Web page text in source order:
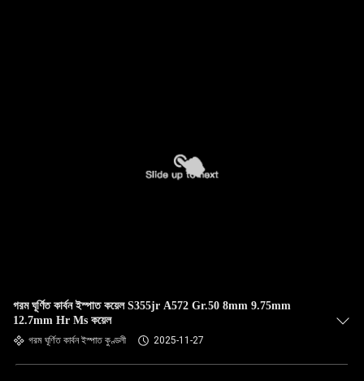
গরম ঘূর্ণিত কার্বন ইস্পাত কয়েল S355jr A572 Gr.50 8mm 9.75mm
12.7mm Hr Ms কয়েল
গরম ঘূর্ণিত কার্বন ইস্পাত কুণ্ডলী 2025-11-27